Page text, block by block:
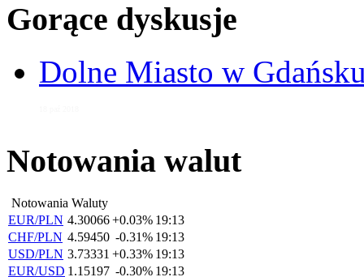
Gorące dyskusje
Dolne Miasto w
Notowania walut
Notowania Waluty
EUR/PLN 4.30066+0.03% 19:13
CHF/PLN 4.59450 -0.31% 19:13
USD/PLN 3.73331 +0.33% 19:13
EUR/USD 1.15197 -0.30% 19:13